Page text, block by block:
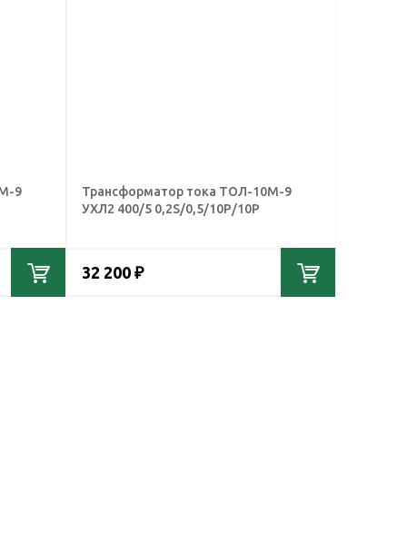
9
Трансформатор тока ТОЛ-10М-9
УХЛ2 400/5 0,2S/0,5/10Р/10Р
32 200 ₽